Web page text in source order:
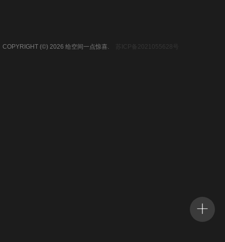
合作伙伴
COPYRIGHT (©) 2026 给空间一点惊喜. 苏ICP备2021055628号